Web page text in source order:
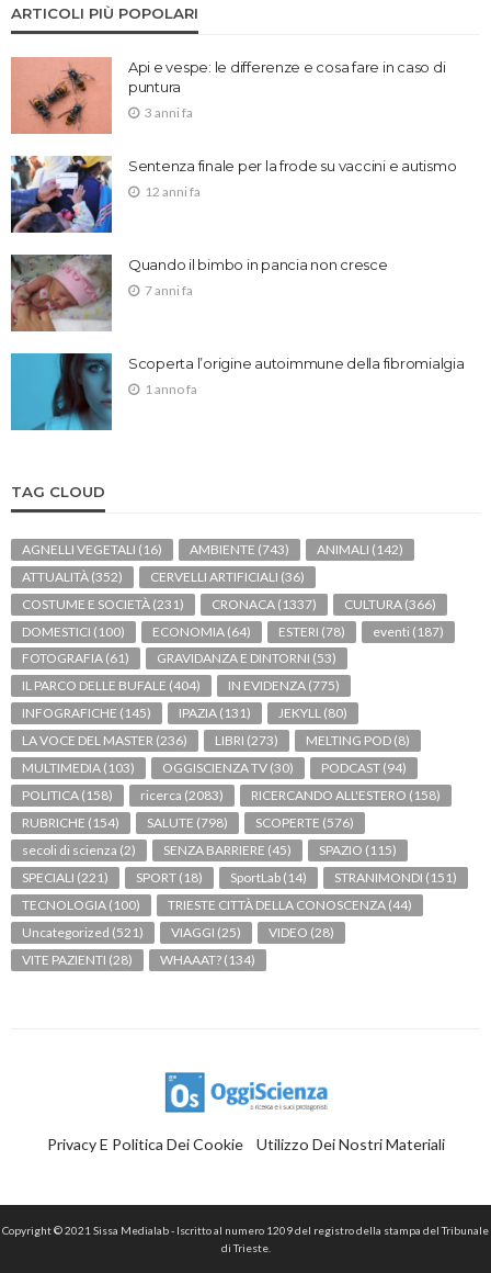
ARTICOLI PIÙ POPOLARI
Api e vespe: le differenze e cosa fare in caso di
puntura
3 anni fa
Sentenza finale per la frode su vaccini e autismo
12 anni fa
Quando il bimbo in pancia non cresce
7 anni fa
Scoperta l’origine autoimmune della fibromialgia
1 anno fa
TAG CLOUD
AGNELLI VEGETALI (16) AMBIENTE (743) ANIMALI (142)
ATTUALITÀ (352) CERVELLI ARTIFICIALI (36)
COSTUME E SOCIETÀ (231) CRONACA (1337) CULTURA (366)
DOMESTICI (100) ECONOMIA (64) ESTERI (78) eventi (187)
FOTOGRAFIA (61) GRAVIDANZA E DINTORNI (53)
IL PARCO DELLE BUFALE (404) IN EVIDENZA (775)
INFOGRAFICHE (145) IPAZIA (131) JEKYLL (80)
LA VOCE DEL MASTER (236) LIBRI (273) MELTING POD (8)
MULTIMEDIA (103) OGGISCIENZA TV (30) PODCAST (94)
POLITICA (158) ricerca (2083) RICERCANDO ALL'ESTERO (158)
RUBRICHE (154) SALUTE (798) SCOPERTE (576)
secoli di scienza (2) SENZA BARRIERE (45) SPAZIO (115)
SPECIALI (221) SPORT (18) SportLab (14) STRANIMONDI (151)
TECNOLOGIA (100) TRIESTE CITTÀ DELLA CONOSCENZA (44)
Uncategorized (521) VIAGGI (25) VIDEO (28)
VITE PAZIENTI (28) WHAAAT? (134)
Privacy E Politica Dei Cookie Utilizzo Dei Nostri Materiali
Copyright © 2021 Sissa Medialab - Iscritto al numero 1209 del registro della stampa del Tribunale
di Trieste.